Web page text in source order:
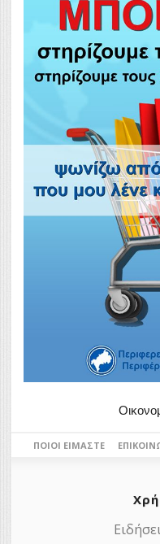
ΠΟΙΟΙ ΕΊΜΑΣΤΕ